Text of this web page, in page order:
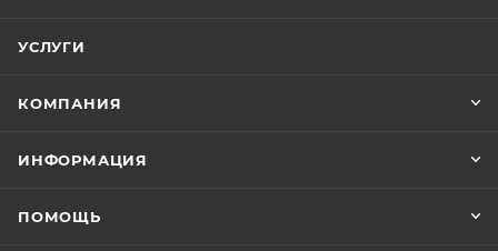
УСЛУГИ
КОМПАНИЯ
ИНФОРМАЦИЯ
ПОМОЩЬ